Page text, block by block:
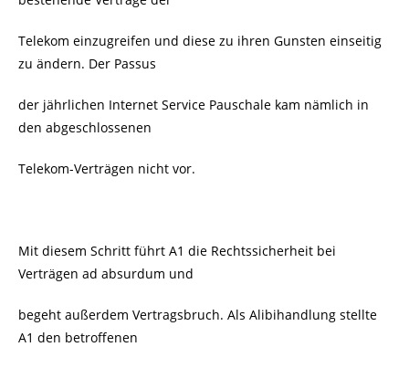
Telekom einzugreifen und diese zu ihren Gunsten einseitig
zu ändern. Der Passus
der jährlichen Internet Service Pauschale kam nämlich in
den abgeschlossenen
Telekom-Verträgen nicht vor.
Mit diesem Schritt führt A1 die Rechtssicherheit bei
Verträgen ad absurdum und
begeht außerdem Vertragsbruch. Als Alibihandlung stellte
A1 den betroffenen